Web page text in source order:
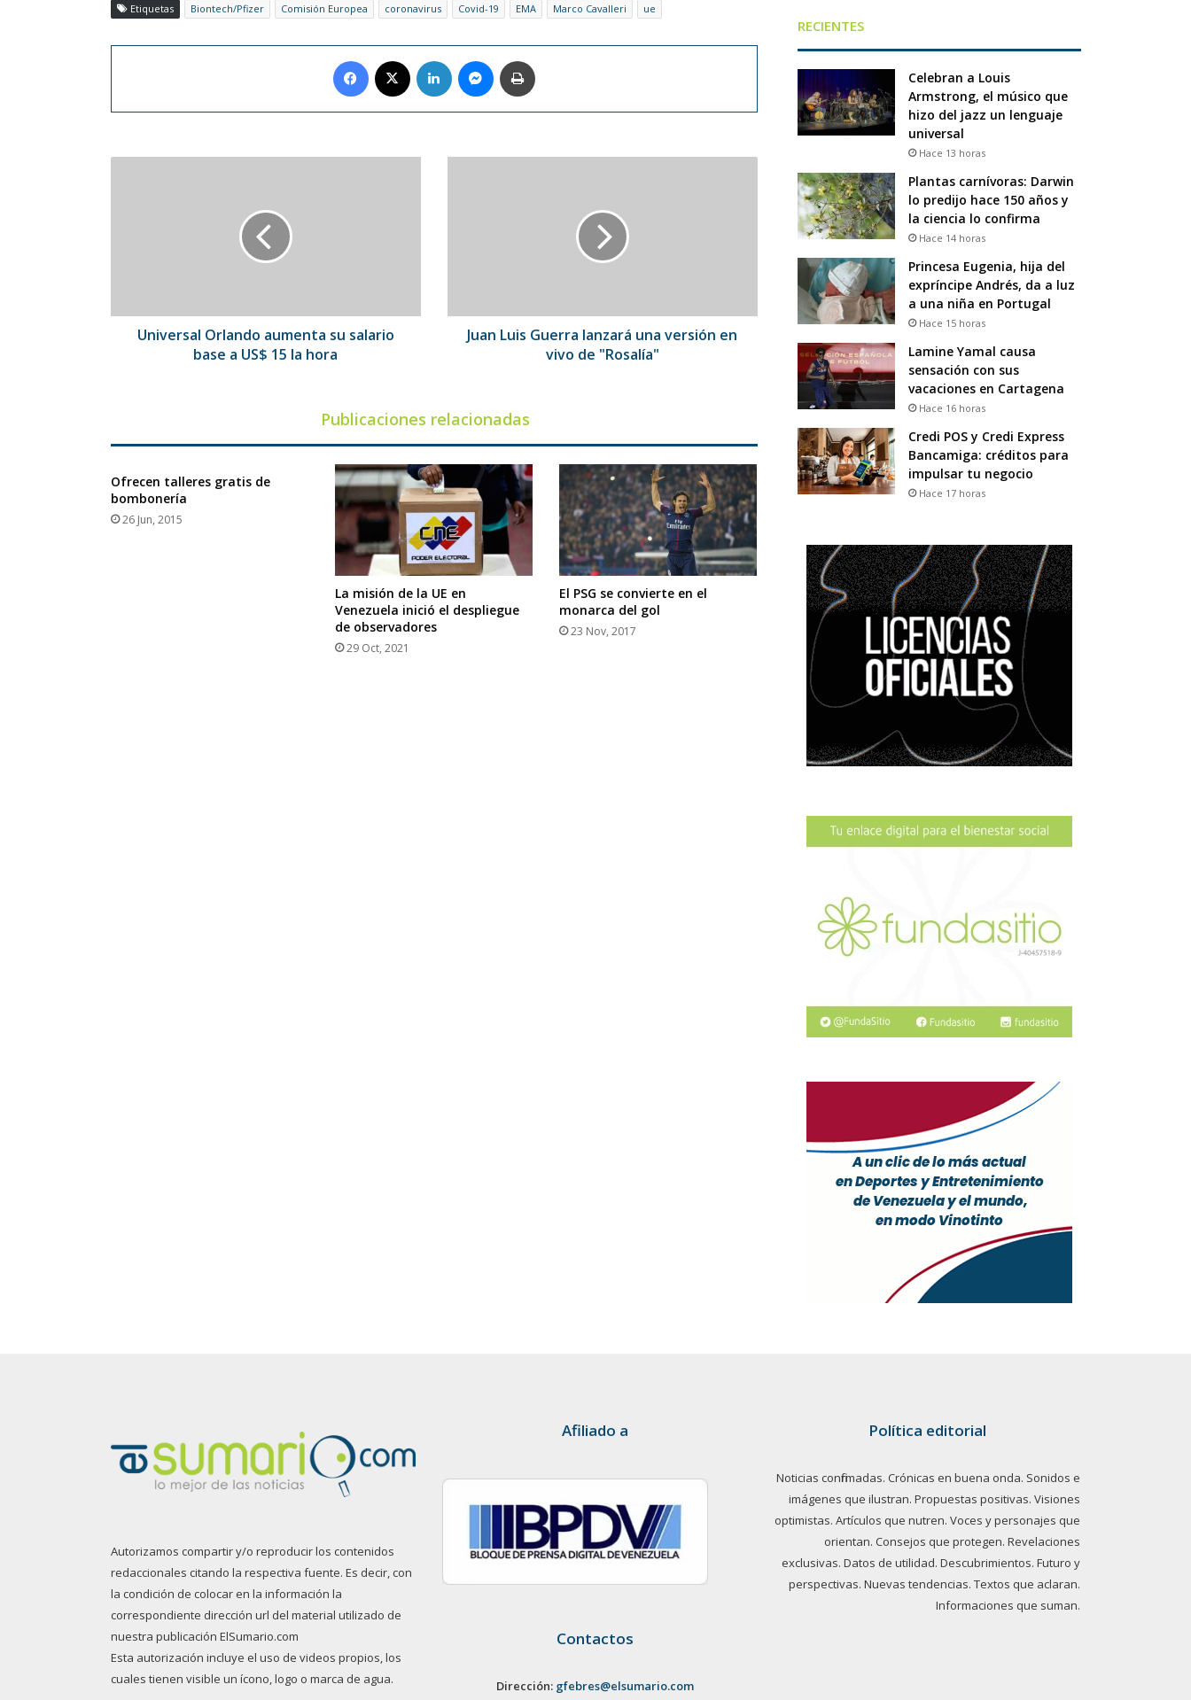
Etiquetas Biontech/Pfizer Comisión Europea coronavirus Covid-19 EMA Marco Cavalleri ue
Facebook LinkedIn Messenger
15
Universal Orlando aumenta su salario
base a US$ 15 la hora
de
"Rosalía"
Juan Luis Guerra lanzará una versión en
vivo de "Rosalía"
Publicaciones relacionadas
Ofrecen talleres gratis de
bombonería
26 Jun, 2015
La misión de la UE en
Venezuela inició el despliegue
de observadores
29 Oct, 2021
El PSG se convierte en el
monarca del gol
23 Nov, 2017
RECIENTES
Celebran a Louis
Armstrong, el músico que
hizo del jazz un lenguaje
universal
Hace 13 horas
Plantas carnívoras: Darwin
lo predijo hace 150 años y
la ciencia lo confirma
Hace 14 horas
Princesa Eugenia, hija del
expríncipe Andrés, da a luz
a una niña en Portugal
Hace 15 horas
Lamine Yamal causa
sensación con sus
vacaciones en Cartagena
Hace 16 horas
Credi POS y Credi Express
Bancamiga: créditos para
impulsar tu negocio
Hace 17 horas
Autorizamos compartir y/o reproducir los contenidos
redaccionales citando la respectiva fuente. Es decir, con
la condición de colocar en la información la
correspondiente dirección url del material utilizado de
nuestra publicación ElSumario.com
Esta autorización incluye el uso de videos propios, los
cuales tienen visible un ícono, logo o marca de agua.
Afiliado a
Contactos
Dirección: gfebres@elsumario.com
Política editorial
Noticias confirmadas. Crónicas en buena onda. Sonidos e
imágenes que ilustran. Propuestas positivas. Visiones
optimistas. Artículos que nutren. Voces y personajes que
orientan. Consejos que protegen. Revelaciones
exclusivas. Datos de utilidad. Descubrimientos. Futuro y
perspectivas. Nuevas tendencias. Textos que aclaran.
Informaciones que suman.